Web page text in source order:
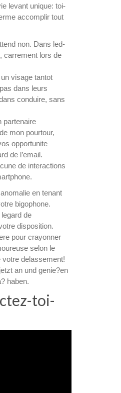
levant unique: toi-
accomplir tout
non. Dans led-
carrement lors de
visage tantot
dans leurs
conduire, sans
partenaire
mon pourtour,
opportunite
de l’email.
de interactions
en tenant
bigophone.
de
disposition.
pour crayonner
selon le
delassement!
an und genie?en
haben.
toi-